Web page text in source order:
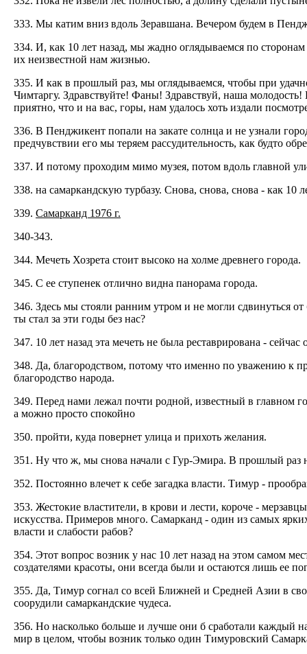
333. Мы катим вниз вдоль Зеравшана. Вечером будем в
334. И, как 10 лет назад, мы жадно оглядываемся по
их неизвестной нам жизнью.
335. И как в прошлый раз, мы оглядываемся, чтобы при
Чимтаргу. Здравствуйте! Фаны! Здравствуй, наша
приятно, что и на вас, горы, нам удалось хоть издали
336. В Пенджикент попали на закате солнца и не узнали
предчувствии его мы теряем рассудительность, как будто
337. И потому проходим мимо музея, потом вдоль главной
338. на самаркандскую турбазу. Снова, снова, снова - как 10
339. Самарканд 1976 г.
340-343.
344. Мечеть Хозрета стоит высоко на холме древнего города.
345. С ее ступенек отлично видна панорама города.
346. Здесь мы стояли ранним утром и не могли сдвинуться
ты стал за эти годы без нас?
347. 10 лет назад эта мечеть не была реставрирована -
348. Да, благородством, потому что именно по уважению к
благородство народа.
349. Перед нами лежал почти родной, известный в главном
а можно просто спокойно
350. пройти, куда повернет улица и прихоть желания.
351. Ну что ж, мы снова начали с Гур-Эмира. В прошлый раз
352. Постоянно влечет к себе загадка власти. Тимур -
353. Жестокие властители, в крови и лести, короче -
искусства. Примеров много. Самарканд - один из самых
власти и слабости рабов?
354. Этот вопрос возник у нас 10 лет назад на этом самом
создателями красоты, они всегда были и остаются лишь ее
355. Да, Тимур согнал со всей Ближней и Средней Азии в
соорудили самаркандские чудеса.
356. Но насколько больше и лучше они б сработали каждый
мир в целом, чтобы возник только один Тимуровский